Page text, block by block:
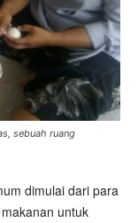
sebuah ruang
dimulai dari para
untuk